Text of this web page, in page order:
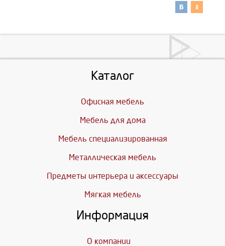
Каталог
Офисная мебель
Мебель для дома
Мебель специализированная
Металлическая мебель
Предметы интерьера и аксессуары
Мягкая мебель
Информация
О компании